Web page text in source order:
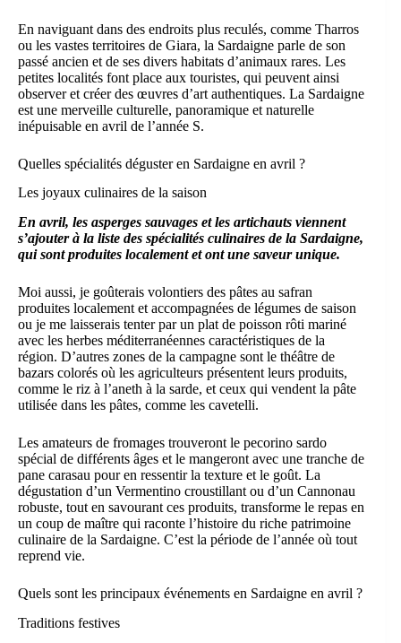
En naviguant dans des endroits plus reculés, comme Tharros
ou les vastes territoires de Giara, la Sardaigne parle de son
passé ancien et de ses divers habitats d’animaux rares. Les
petites localités font place aux touristes, qui peuvent ainsi
observer et créer des œuvres d’art authentiques. La Sardaigne
est une merveille culturelle, panoramique et naturelle
inépuisable en avril de l’année S.
Quelles spécialités déguster en Sardaigne en avril ?
Les joyaux culinaires de la saison
En avril, les asperges sauvages et les artichauts viennent
s’ajouter à la liste des spécialités culinaires de la Sardaigne,
qui sont produites localement et ont une saveur unique.
Moi aussi, je goûterais volontiers des pâtes au safran
produites localement et accompagnées de légumes de saison
ou je me laisserais tenter par un plat de poisson rôti mariné
avec les herbes méditerranéennes caractéristiques de la
région. D’autres zones de la campagne sont le théâtre de
bazars colorés où les agriculteurs présentent leurs produits,
comme le riz à l’aneth à la sarde, et ceux qui vendent la pâte
utilisée dans les pâtes, comme les cavetelli.
Les amateurs de fromages trouveront le pecorino sardo
spécial de différents âges et le mangeront avec une tranche de
pane carasau pour en ressentir la texture et le goût. La
dégustation d’un Vermentino croustillant ou d’un Cannonau
robuste, tout en savourant ces produits, transforme le repas en
un coup de maître qui raconte l’histoire du riche patrimoine
culinaire de la Sardaigne. C’est la période de l’année où tout
reprend vie.
Quels sont les principaux événements en Sardaigne en avril ?
Traditions festives